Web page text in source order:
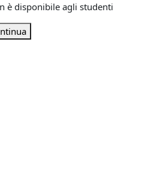
è disponibile agli studenti